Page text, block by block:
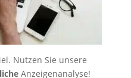
Nutzen Sie unsere
Anzeigenanalyse!